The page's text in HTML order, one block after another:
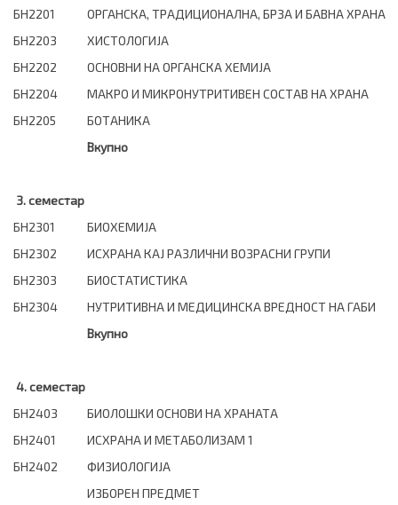
БН2201
ОРГАНСКА, ТРАДИЦИОНАЛНА, БРЗА И БАВНА ХРАНА
БН2203
ХИСТОЛОГИЈА
БН2202
ОСНОВНИ НА ОРГАНСКА ХЕМИЈА
БН2204
МАКРО И МИКРОНУТРИТИВЕН СОСТАВ НА ХРАНА
БН2205
БОТАНИКА
Вкупно
3. семестар
БН2301
БИОХЕМИЈА
БН2302
ИСХРАНА КАЈ РАЗЛИЧНИ ВОЗРАСНИ ГРУПИ
БН2303
БИОСТАТИСТИКА
БН2304
НУТРИТИВНА И МЕДИЦИНСКА ВРЕДНОСТ НА ГАБИ
Вкупно
4. семестар
БН2403
БИОЛОШКИ ОСНОВИ НА ХРАНАТА
БН2401
ИСХРАНА И МЕТАБОЛИЗАМ 1
БН2402
ФИЗИОЛОГИЈА
ИЗБОРЕН ПРЕДМЕТ